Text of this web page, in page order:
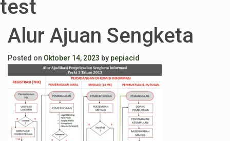
test
Alur Ajuan Sengketa
Posted on Oktober 14, 2023 by pepiacid